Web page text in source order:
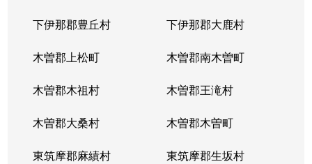
下伊那郡豊丘村 下伊那郡大鹿村
木曽郡上松町 木曽郡南木曽町
木曽郡木祖村 木曽郡王滝村
木曽郡大桑村 木曽郡木曽町
東筑摩郡麻績村 東筑摩郡生坂村